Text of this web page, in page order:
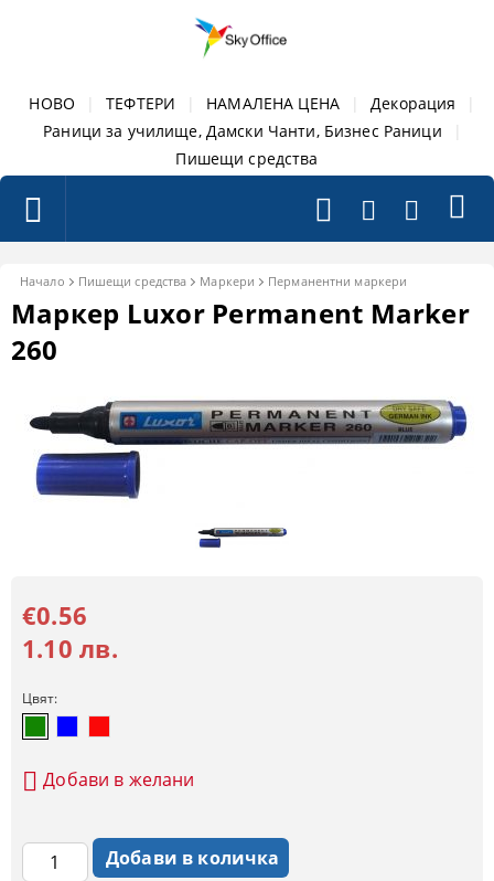
НОВО ТЕФТЕРИ НАМАЛЕНА ЦЕНА Декорация
Раници за училище, Дамски Чанти, Бизнес Раници
Пишещи средства
Начало Пишещи средства Маркери Перманентни маркери
Маркер Luxor Permanent Marker
260
€0.56
1.10 лв.
Цвят:
Добави в желани